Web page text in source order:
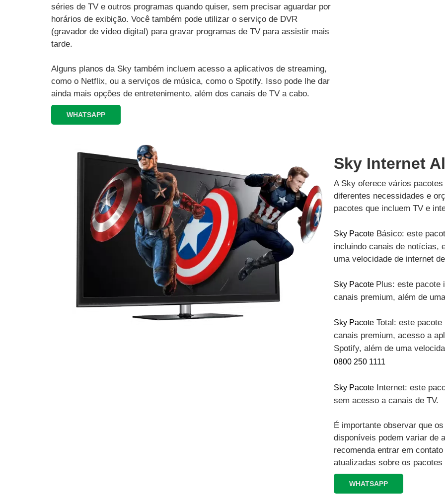
séries de TV e outros programas quando quiser, sem precisar aguardar por
horários de exibição. Você também pode utilizar o serviço de DVR
(gravador de vídeo digital) para gravar programas de TV para assistir mais
tarde.
Alguns planos da Sky também incluem acesso a aplicativos de streaming,
como o Netflix, ou a serviços de música, como o Spotify. Isso pode lhe dar
ainda mais opções de entretenimento, além dos canais de TV a cabo.
WHATSAPP
Sky Internet
A Sky oferece vários
diferentes necessidades e
pacotes que incluem TV e
Sky Pacote Básico: este
incluindo canais de notícias,
uma velocidade de internet
Sky Pacote Plus: este pacote
canais premium, além de
Sky Pacote Total: este
canais premium, acesso a
Spotify, além de uma
0800 250 1111
Sky Pacote Internet: este
sem acesso a canais de TV.
É importante observar que
disponíveis podem variar de
recomenda entrar em
atualizadas sobre os
WHATSAPP